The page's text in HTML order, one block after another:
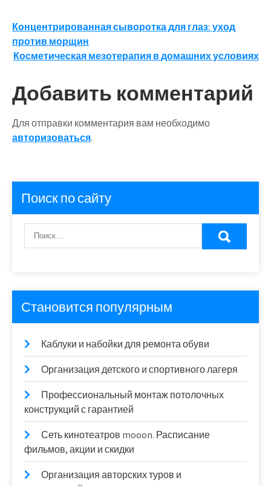
Навигация
по
Концентрированная сыворотка для глаз: уход
против морщин
Косметическая мезотерапия в домашних условиях
Добавить комментарий
Для отправки комментария вам необходимо
авторизоваться.
Поиск по сайту
Становится популярным
Каблуки и набойки для ремонта обуви
Организация детского и спортивного лагеря
Профессиональный монтаж потолочных
конструкций с гарантией
Сеть кинотеатров mooon. Расписание
фильмов, акции и скидки
Организация авторских туров и